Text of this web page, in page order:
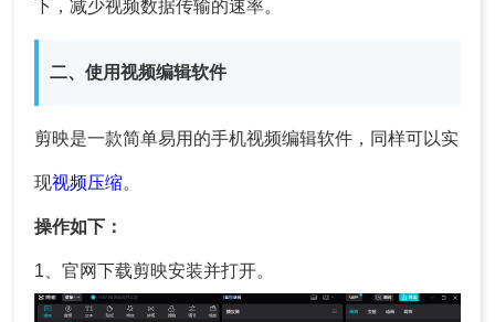
下，减少视频数据传输的速率。
二、使用视频编辑软件
剪映是一款简单易用的手机视频编辑软件，同样可以实
现视频压缩。
操作如下：
1、官网下载剪映安装并打开。